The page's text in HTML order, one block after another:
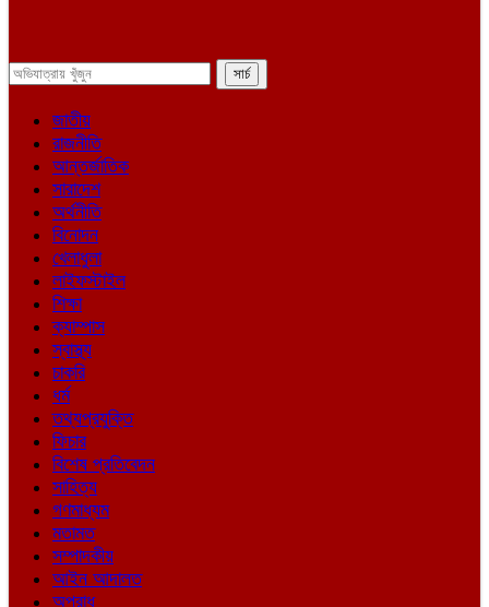
জাতীয়
রাজনীতি
আন্তর্জাতিক
সারাদেশ
অর্থনীতি
বিনোদন
খেলাধুলা
লাইফস্টাইল
শিক্ষা
ক্যাম্পাস
স্বাস্থ্য
চাকরি
ধর্ম
তথ্যপ্রযুক্তি
ফিচার
বিশেষ প্রতিবেদন
সাহিত্য
গণমাধ্যম
মতামত
সম্পাদকীয়
আইন আদালত
অপরাধ